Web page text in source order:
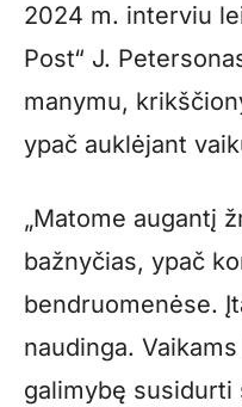
2024 m. interviu
Post“ J.
manymu,
ypač auklėjant
„Matome augantį
bažnyčias, ypač
bendruomenėse.
naudinga.
galimybę susidurti